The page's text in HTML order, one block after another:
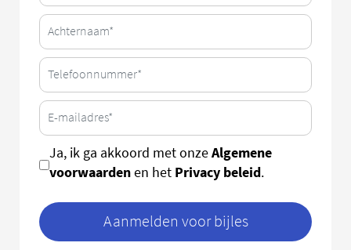
Ja, ik ga akkoord met onzeAlgemene
voorwaardenen het Privacy beleid.
Aanmelden voor bijles